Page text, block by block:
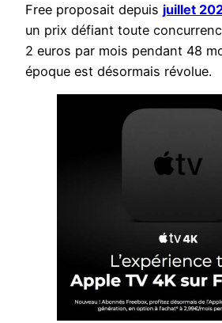
Free proposait depuis juillet
un prix défiant toute
2 euros par mois pendant 48
époque est désormais révolue.